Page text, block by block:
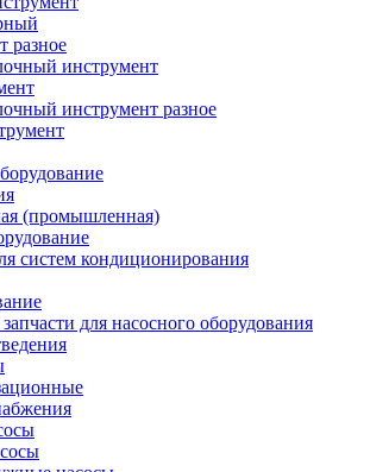
разное
инструмент
инструмент разное
(промышленная)
систем кондиционирования
для насосного оборудования